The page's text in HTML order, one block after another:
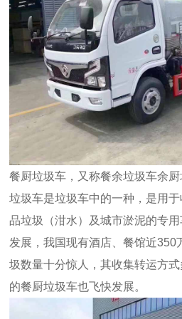
餐厨垃圾车，又称餐余垃圾车余
垃圾车是垃圾车中的一种，是用
品垃圾（泔水）及城市淤泥的专
发展，我国现有酒店、餐馆近350
圾数量十分惊人，其收集转运方
的餐厨垃圾车也飞快发展。